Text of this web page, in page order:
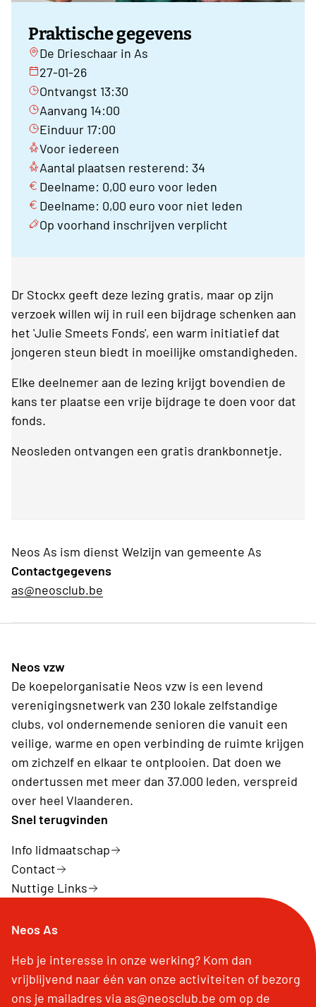
Praktische gegevens
De Drieschaar in As
27-01-26
Ontvangst 13:30
Aanvang 14:00
Einduur 17:00
Voor iedereen
Aantal plaatsen resterend: 34
Deelname: 0,00 euro voor leden
Deelname: 0,00 euro voor niet leden
Op voorhand inschrijven verplicht
Dr Stockx geeft deze lezing gratis, maar op zijn
verzoek willen wij in ruil een bijdrage schenken aan
het 'Julie Smeets Fonds', een warm initiatief dat
jongeren steun biedt in moeilijke omstandigheden.
Elke deelnemer aan de lezing krijgt bovendien de
kans ter plaatse een vrije bijdrage te doen voor dat
fonds.
Neosleden ontvangen een gratis drankbonnetje.
Neos As ism dienst Welzijn van gemeente As
Contactgegevens
as@neosclub.be
Neos vzw
De koepelorganisatie Neos vzw is een levend
verenigingsnetwerk van 230 lokale zelfstandige
clubs, vol ondernemende senioren die vanuit een
veilige, warme en open verbinding de ruimte krijgen
om zichzelf en elkaar te ontplooien. Dat doen we
ondertussen met meer dan 37.000 leden, verspreid
over heel Vlaanderen.
Snel terugvinden
Info lidmaatschap
Contact
Nuttige Links
Neos As
Heb je interesse in onze werking? Kom dan
vrijblijvend naar één van onze activiteiten of bezorg
ons je mailadres via as@neosclub.be om op de